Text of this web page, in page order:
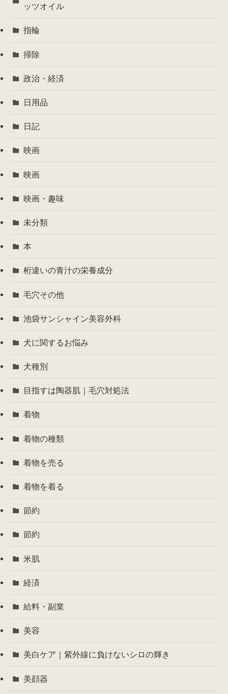
ッツオイル
指輪
掃除
政治・経済
日用品
日記
映画
映画
映画・趣味
未分類
本
桁違いの青汁の栄養成分
毛穴その他
池袋サンシャイン美容外科
犬に関するお悩み
犬種別
目指すは陶器肌｜毛穴対処法
着物
着物の種類
着物を売る
着物を着る
節約
節約
米肌
経済
給料・副業
美容
美白ケア｜紫外線に負けないシロの輝き
美顔器